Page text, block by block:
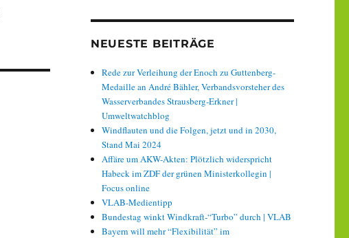
NEUESTE BEITRÄGE
Rede zur Verleihung der Enoch zu Guttenberg-
Medaille an André Bähler, Verbandsvorsteher des
Wasserverbandes Strausberg-Erkner |
Umweltwatchblog
Windflauten und die Folgen, jetzt und in 2030,
Stand Mai 2024
Affäre um AKW-Akten: Plötzlich widerspricht
Habeck im ZDF der grünen Ministerkollegin |
Focus online
VLAB-Medientipp
Bundestag winkt Windkraft-“Turbo” durch | VLAB
Bayern will mehr “Flexibilität” im